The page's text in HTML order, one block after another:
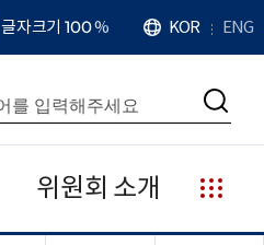
확
대
치
글자크기 100%
언
어
KOR ENG
검
위원회 소개
누
리